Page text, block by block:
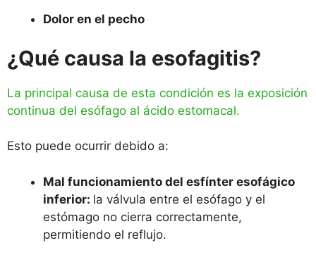
Dolor en el pecho
¿Qué causa la esofagitis?
La principal causa de esta condición es la exposición
continua del esófago al ácido estomacal.
Esto puede ocurrir debido a:
Mal funcionamiento del esfínter esofágico
inferior: la válvula entre el esófago y el
estómago no cierra correctamente,
permitiendo el reflujo.